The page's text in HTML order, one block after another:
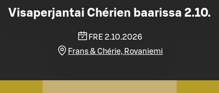
Visaperjantai Chérien baarissa 2.10.
FRE 2.10.2026
Frans & Chérie, Rovaniemi